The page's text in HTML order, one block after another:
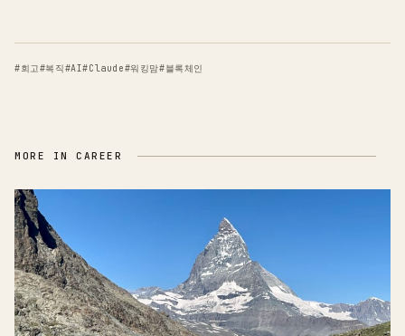
#회고#복직#AI#Claude#워킹맘#블록체인
MORE INCAREER